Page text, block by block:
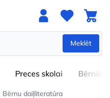
Meklēt
Preces skolai Bērniem
Bērnu daiļliteratūra